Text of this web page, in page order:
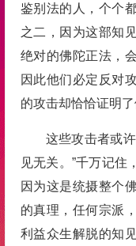
鉴别法的人，个个
之二，因为这部知
绝对的佛陀正法，
因此他们必定反对
的攻击却恰恰证明
这些攻击者或
见无关。”千万记住
因为这是统摄整个
的真理，任何宗派
利益众生解脱的知